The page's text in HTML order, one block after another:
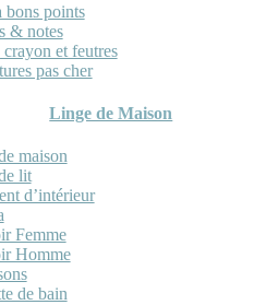
bons points
& notes
crayon et feutres
pas cher
Linge de Maison
maison
lit
d’intérieur
Femme
Homme
de bain